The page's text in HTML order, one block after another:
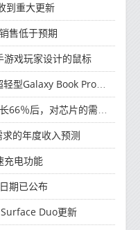
到重大更新
售低于预期
戏玩家设计的鼠标
和Galaxy Book Pro 360笔记本电脑
后，对芯片的需求将增强
的年度收入预测
充电功能
期已公布
Duo更新